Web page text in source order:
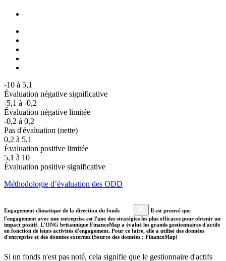
-10 à 5,1
Évaluation négative significative
-5,1 à -0,2
Évaluation négative limitée
-0,2 à 0,2
Pas d'évaluation (nette)
0,2 à 5,1
Évaluation positive limitée
5,1 à 10
Évaluation positive significative
Méthodologie d’évaluation des ODD
Engagement climatique de la direction du fonds
Il est prouvé que
l'engagement avec une entreprise est l'une des stratégies les plus efficaces pour obtenir un
impact positif. L'ONG britannique FinanceMap a évalué les grands gestionnaires d'actifs
en fonction de leurs activités d'engagement. Pour ce faire, elle a utilisé des données
d'entreprise et des données externes.(Source des données : FinanceMap)
Si un fonds n'est pas noté, cela signifie que le gestionnaire d'actifs